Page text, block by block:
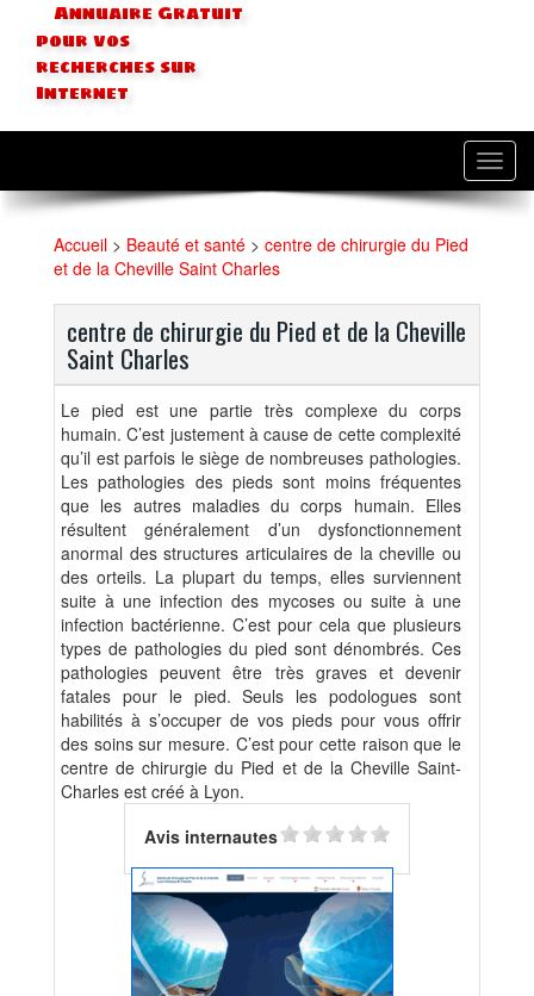
Annuaire Gratuit
pour vos
recherches sur
Internet
Accueil > Beauté et santé > centre de chirurgie du Pied
et de la Cheville Saint Charles
centre de chirurgie du Pied et de la Cheville
Saint Charles
Le pied est une partie très complexe du corps
humain. C’est justement à cause de cette complexité
qu’il est parfois le siège de nombreuses pathologies.
Les pathologies des pieds sont moins fréquentes
que les autres maladies du corps humain. Elles
résultent généralement d’un dysfonctionnement
anormal des structures articulaires de la cheville ou
des orteils. La plupart du temps, elles surviennent
suite à une infection des mycoses ou suite à une
infection bactérienne. C’est pour cela que plusieurs
types de pathologies du pied sont dénombrés. Ces
pathologies peuvent être très graves et devenir
fatales pour le pied. Seuls les podologues sont
habilités à s’occuper de vos pieds pour vous offrir
des soins sur mesure. C’est pour cette raison que le
centre de chirurgie du Pied et de la Cheville Saint-
Charles est créé à Lyon.
Avis internautes